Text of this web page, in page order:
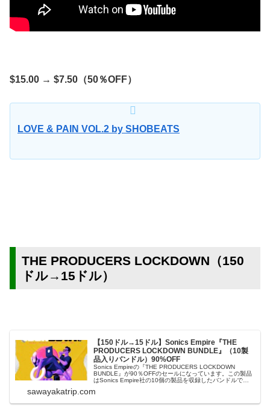
$15.00 → $7.50（50％OFF）
LOVE & PAIN VOL.2 by SHOBEATS
THE PRODUCERS LOCKDOWN（150
ドル→15ドル）
【150ドル→15ドル】Sonics Empire『THE
PRODUCERS LOCKDOWN BUNDLE』（10製
品入りバンドル）90%OFF
Sonics Empireの『THE PRODUCERS LOCKDOWN
BUNDLE』が90％OFFのセールになっています。この製品
はSonics Empire社の10個の製品を収録したバンドルで
ルサンプル、MIDI、ドラムワンショットが集めら...
sawayakatrip.com